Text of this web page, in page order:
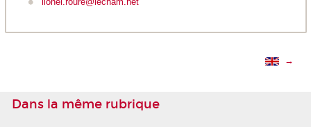
→
Dans la même rubrique